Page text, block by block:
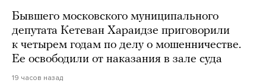
Бывшего московского муниципального
депутата Кетеван Хараидзе приговорили
к четырем годам по делу о мошенничестве.
Ее освободили от наказания в зале суда
19 часов назад